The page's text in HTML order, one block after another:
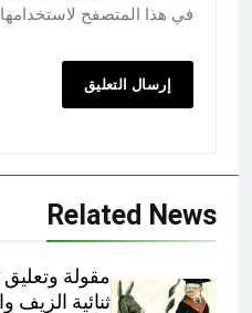
في هذا المتصفح
Related News
ثنائية الزيف